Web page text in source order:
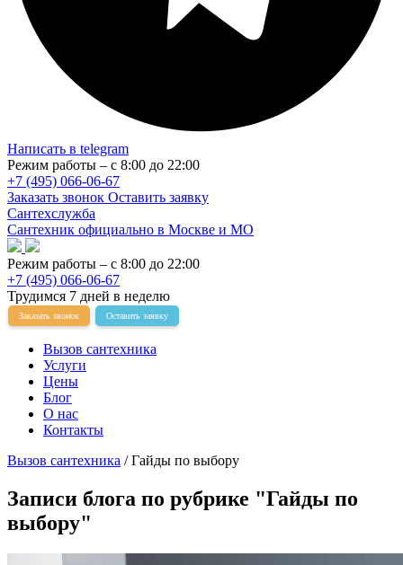
Написать в telegram
Режим работы – с 8:00 до 22:00
+7 (495) 066-06-67
Заказать звонок Оставить заявку
Сантехслужба
Сантехник официально в Москве и МО
Режим работы – с 8:00 до 22:00
+7 (495) 066-06-67
Трудимся 7 дней в неделю
Заказать звонок Оставить заявку
Вызов сантехника
Услуги
Цены
Блог
О нас
Контакты
Вызов сантехника /Гайды по выбору
Записи блога по рубрике "Гайды по
выбору"